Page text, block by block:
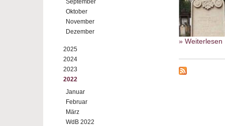
September
Oktober
November
Dezember
2025
2024
2023
2022
Januar
Februar
März
WdB 2022
» Weiterlesen